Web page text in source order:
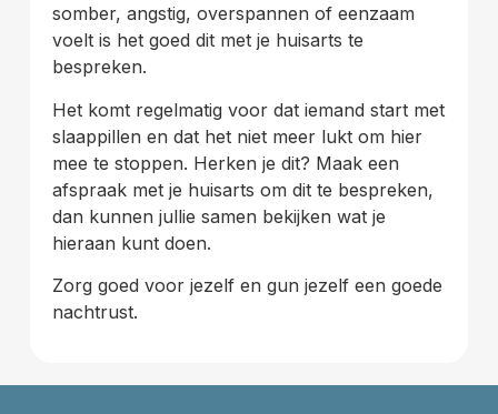
somber, angstig, overspannen of eenzaam
voelt is het goed dit met je huisarts te
bespreken.
Het komt regelmatig voor dat iemand start met
slaappillen en dat het niet meer lukt om hier
mee te stoppen. Herken je dit? Maak een
afspraak met je huisarts om dit te bespreken,
dan kunnen jullie samen bekijken wat je
hieraan kunt doen.
Zorg goed voor jezelf en gun jezelf een goede
nachtrust.